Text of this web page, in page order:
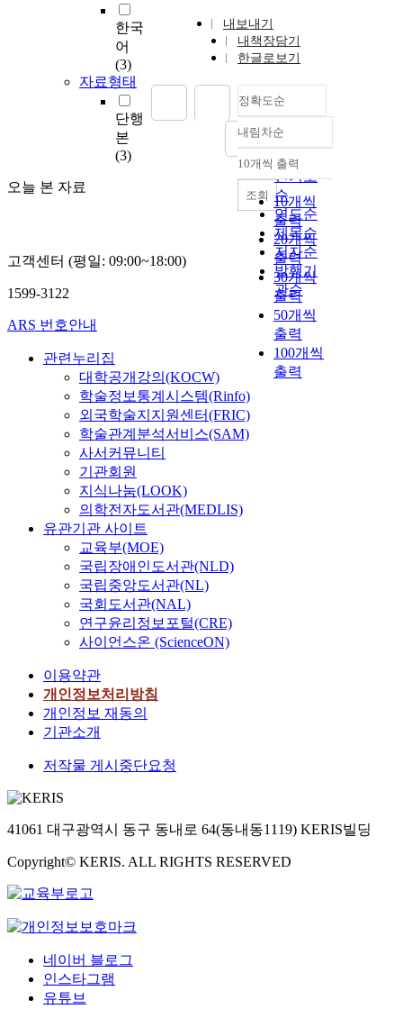
한국
어
(3)
자료형태
단행
본
(3)
오늘 본 자료
내보내기
내책장담기
한글로보기
정확도순
정확도
순
인기도
순
연도순
제목순
저자순
발행기
관순
내림차순
내림차순
10개씩 출력
10개씩
출력
20개씩
출력
30개씩
출력
50개씩
출력
100개씩
출력
조회
고객센터 (평일: 09:00~18:00)
1599-3122
ARS 번호안내
관련누리집
대학공개강의(KOCW)
학술정보통계시스템(Rinfo)
외국학술지지원센터(FRIC)
학술관계분석서비스(SAM)
사서커뮤니티
기관회원
지식나눔(LOOK)
의학전자도서관(MEDLIS)
유관기관 사이트
교육부(MOE)
국립장애인도서관(NLD)
국립중앙도서관(NL)
국회도서관(NAL)
연구윤리정보포털(CRE)
사이언스온 (ScienceON)
이용약관
개인정보처리방침
개인정보 재동의
기관소개
저작물 게시중단요청
41061 대구광역시 동구 동내로 64(동내동1119) KERIS빌딩
Copyright© KERIS. ALL RIGHTS RESERVED
네이버 블로그
인스타그램
유튜브